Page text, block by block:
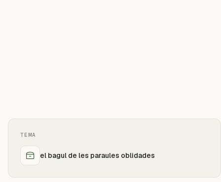
TEMA
el bagul de les paraules oblidades